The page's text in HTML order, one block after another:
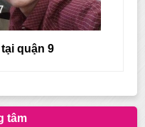
quận 8
tâm